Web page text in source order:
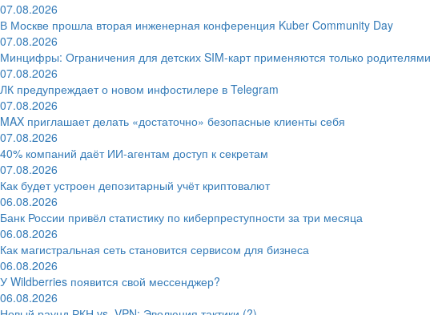
07.08.2026
В Москве прошла вторая инженерная конференция Kuber Community Day
07.08.2026
Минцифры: Ограничения для детских SIM-карт применяются только родителями
07.08.2026
ЛК предупреждает о новом инфостилере в Telegram
07.08.2026
MAX приглашает делать «достаточно» безопасные клиенты себя
07.08.2026
40% компаний даёт ИИ‑агентам доступ к секретам
07.08.2026
Как будет устроен депозитарный учёт криптовалют
06.08.2026
Банк России привёл статистику по киберпреступности за три месяца
06.08.2026
Как магистральная сеть становится сервисом для бизнеса
06.08.2026
У Wildberries появится свой мессенджер?
06.08.2026